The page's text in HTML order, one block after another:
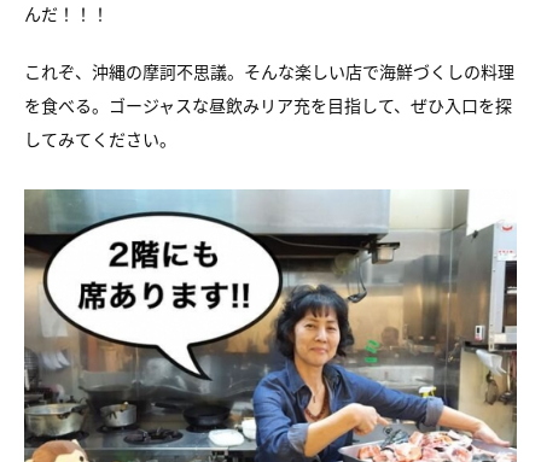
んだ！！！
これぞ、沖縄の摩訶不思議。そんな楽しい店で海鮮づくしの料理
を食べる。ゴージャスな昼飲みリア充を目指して、ぜひ入口を探
してみてください。